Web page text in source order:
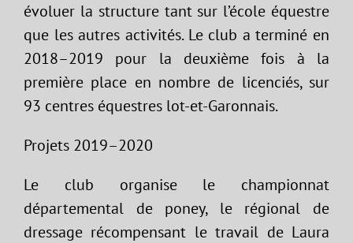
évoluer la structure tant sur l’école équestre
que les autres activités. Le club a terminé en
2018–2019 pour la deuxième fois à la
première place en nombre de licenciés, sur
93 centres équestres lot-et-Garonnais.
Projets 2019–2020
Le club organise le championnat
départemental de poney, le régional de
dressage récompensant le travail de Laura